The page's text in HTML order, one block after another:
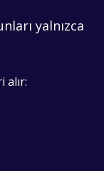
yalnızca
alır: